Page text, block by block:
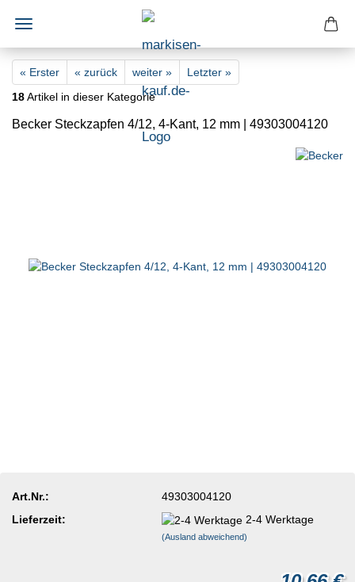
« Erster « zurück weiter »
Letzter »
18Artikel in dieser Kategorie
Becker Steckzapfen 4/12, 4-Kant, 12 mm | 49303004120
Art.Nr.:
49303004120
Lieferzeit:
2-4 Werktage
(Ausland abweichend)